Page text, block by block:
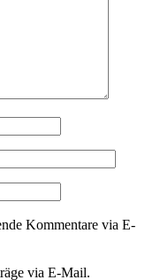
Kommentare via E-
via E-Mail.